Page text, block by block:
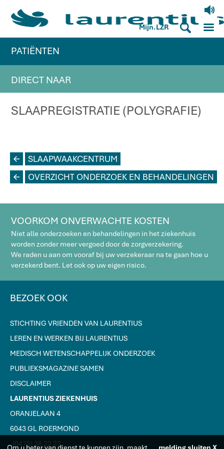
V
Mijn.LZR S M
PATIËNTEN
DIRECT NAAR
SLAAPREGISTRATIE (POLYGRAFIE)
L SLAAPWAAKCENTRUM
L OVERZICHT ONDERZOEK EN BEHANDELINGEN
VOORKOM ONVERWACHTE KOSTEN
Niet alle onderzoeken en behandelingen in het ziekenhuis
worden zonder meer vergoed door de zorgverzekering.
We raden u aan om vooraf bij uw verzekeraar na te gaan hoe u
verzekerd bent. Let ook op uw eigen risico.
BEZOEK OOK
STICHTING VRIENDEN VAN LAURENTIUS
LEREN EN WERKEN BIJ LAURENTIUS
MEDISCH WETENSCHAPPELIJK ONDERZOEK
PUBLIEKSMAGAZINE SAMEN
DISCLAIMER
LAURENTIUS ZIEKENHUIS
ORANJELAAN 4
6043 GL ROERMOND
J(0475) 38 22 22